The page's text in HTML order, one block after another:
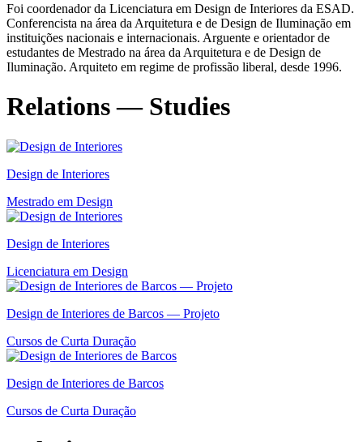
Foi coordenador da Licenciatura em Design de Interiores da ESAD.
Conferencista na área da Arquitetura e de Design de Iluminação em
instituições nacionais e internacionais. Arguente e orientador de
estudantes de Mestrado na área da Arquitetura e de Design de
Iluminação. Arquiteto em regime de profissão liberal, desde 1996.
Relations — Studies
Design de Interiores
Mestrado em Design
Design de Interiores
Licenciatura em Design
Design de Interiores de Barcos — Projeto
Cursos de Curta Duração
Design de Interiores de Barcos
Cursos de Curta Duração